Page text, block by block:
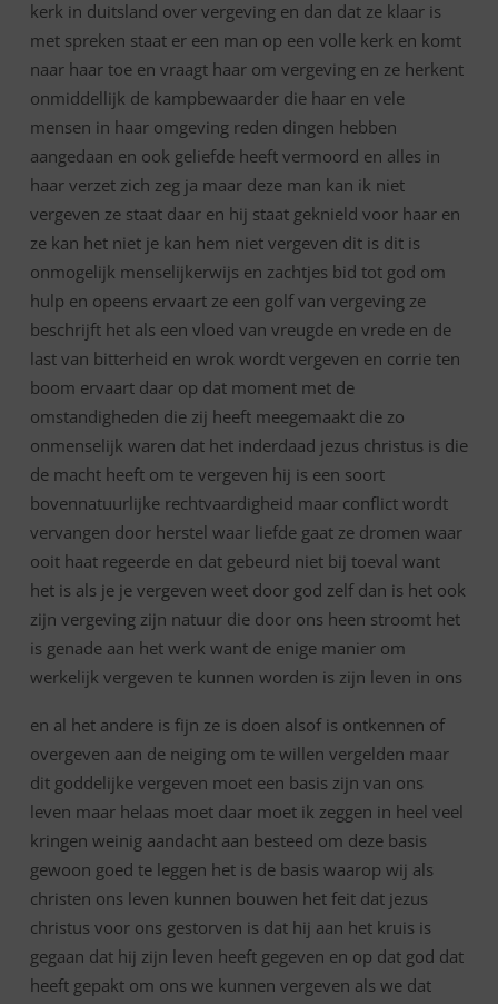
kerk in duitsland over vergeving en dan dat ze klaar is
met spreken staat er een man op een volle kerk en komt
naar haar toe en vraagt haar om vergeving en ze herkent
onmiddellijk de kampbewaarder die haar en vele
mensen in haar omgeving reden dingen hebben
aangedaan en ook geliefde heeft vermoord en alles in
haar verzet zich zeg ja maar deze man kan ik niet
vergeven ze staat daar en hij staat geknield voor haar en
ze kan het niet je kan hem niet vergeven dit is dit is
onmogelijk menselijkerwijs en zachtjes bid tot god om
hulp en opeens ervaart ze een golf van vergeving ze
beschrijft het als een vloed van vreugde en vrede en de
last van bitterheid en wrok wordt vergeven en corrie ten
boom ervaart daar op dat moment met de
omstandigheden die zij heeft meegemaakt die zo
onmenselijk waren dat het inderdaad jezus christus is die
de macht heeft om te vergeven hij is een soort
bovennatuurlijke rechtvaardigheid maar conflict wordt
vervangen door herstel waar liefde gaat ze dromen waar
ooit haat regeerde en dat gebeurd niet bij toeval want
het is als je je vergeven weet door god zelf dan is het ook
zijn vergeving zijn natuur die door ons heen stroomt het
is genade aan het werk want de enige manier om
werkelijk vergeven te kunnen worden is zijn leven in ons
en al het andere is fijn ze is doen alsof is ontkennen of
overgeven aan de neiging om te willen vergelden maar
dit goddelijke vergeven moet een basis zijn van ons
leven maar helaas moet daar moet ik zeggen in heel veel
kringen weinig aandacht aan besteed om deze basis
gewoon goed te leggen het is de basis waarop wij als
christen ons leven kunnen bouwen het feit dat jezus
christus voor ons gestorven is dat hij aan het kruis is
gegaan dat hij zijn leven heeft gegeven en op dat god dat
heeft gepakt om ons we kunnen vergeven als we dat